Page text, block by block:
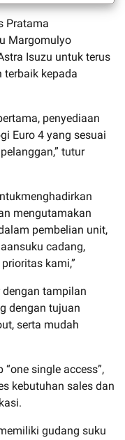
Pratama
Margomulyo
Isuzu untuk terus
terbaik kepada
penyediaan
Euro 4 yang sesuai
tutur
mengutamakan
pembelian unit,
cadang,
kami,”
tampilan
dengan tujuan
serta mudah
single access”,
kebutuhan sales dan
gudang suku